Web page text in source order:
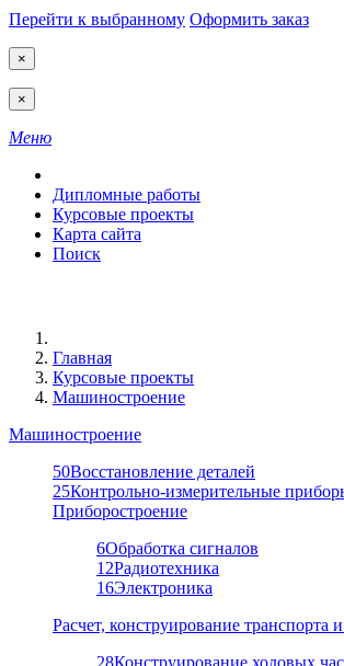
Перейти к выбранному Оформить заказ
×
×
Меню
Дипломные работы
Курсовые проекты
Карта сайта
Поиск
Главная
Курсовые проекты
Машиностроение
Машиностроение
50Восстановление деталей
25Контрольно-измерительные
Приборостроение
6Обработка сигналов
12Радиотехника
16Электроника
Расчет, конструирование транспорта
28Конструирование ходовых